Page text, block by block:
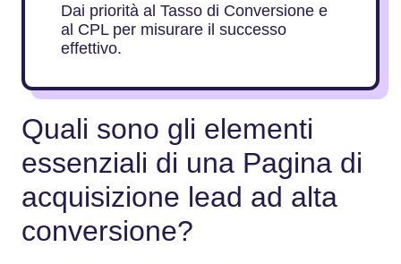
Dai priorità al Tasso di Conversione e
al CPL per misurare il successo
effettivo.
Quali sono gli elementi
essenziali di una Pagina di
acquisizione lead ad alta
conversione?